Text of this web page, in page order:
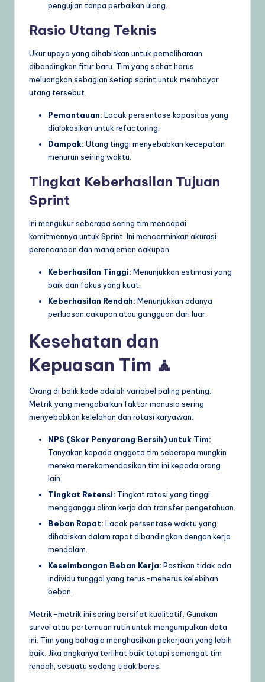
pengujian tanpa perbaikan ulang.
Rasio Utang Teknis
Ukur upaya yang dihabiskan untuk pemeliharaan
dibandingkan fitur baru. Tim yang sehat harus
meluangkan sebagian setiap sprint untuk membayar
utang tersebut.
Pemantauan: Lacak persentase kapasitas yang
dialokasikan untuk refactoring.
Dampak: Utang tinggi menyebabkan kecepatan
menurun seiring waktu.
Tingkat Keberhasilan Tujuan
Sprint
Ini mengukur seberapa sering tim mencapai
komitmennya untuk Sprint. Ini mencerminkan akurasi
perencanaan dan manajemen cakupan.
Keberhasilan Tinggi: Menunjukkan estimasi yang
baik dan fokus yang kuat.
Keberhasilan Rendah: Menunjukkan adanya
perluasan cakupan atau gangguan dari luar.
Kesehatan dan
Kepuasan Tim 🧘
Orang di balik kode adalah variabel paling penting.
Metrik yang mengabaikan faktor manusia sering
menyebabkan kelelahan dan rotasi karyawan.
NPS (Skor Penyarang Bersih) untuk Tim:
Tanyakan kepada anggota tim seberapa mungkin
mereka merekomendasikan tim ini kepada orang
lain.
Tingkat Retensi: Tingkat rotasi yang tinggi
mengganggu aliran kerja dan transfer pengetahuan.
Beban Rapat: Lacak persentase waktu yang
dihabiskan dalam rapat dibandingkan dengan kerja
mendalam.
Keseimbangan Beban Kerja: Pastikan tidak ada
individu tunggal yang terus-menerus kelebihan
beban.
Metrik-metrik ini sering bersifat kualitatif. Gunakan
survei atau pertemuan rutin untuk mengumpulkan data
ini. Tim yang bahagia menghasilkan pekerjaan yang lebih
baik. Jika angkanya terlihat baik tetapi semangat tim
rendah, sesuatu sedang tidak beres.